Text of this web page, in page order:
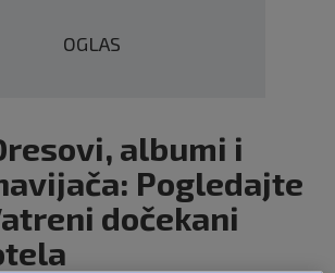
OGLAS
albumi i
Pogledajte
dočekani